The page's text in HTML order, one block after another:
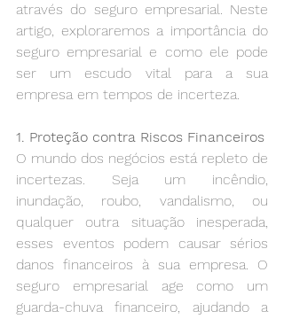
através do seguro empresarial. Neste
artigo, exploraremos a importância do
seguro empresarial e como ele pode
ser um escudo vital para a sua
empresa em tempos de incerteza.
1. Proteção contra Riscos Financeiros
O mundo dos negócios está repleto de
incertezas. Seja um incêndio,
inundação, roubo, vandalismo, ou
qualquer outra situação inesperada,
esses eventos podem causar sérios
danos financeiros à sua empresa. O
seguro empresarial age como um
guarda-chuva financeiro, ajudando a